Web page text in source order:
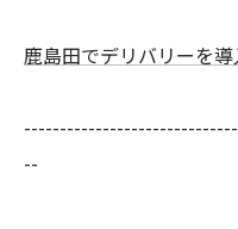
鹿島田でデリバリーを導
--